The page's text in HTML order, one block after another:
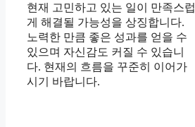
현재 고민하고 있는 일이 만족스럽
게 해결될 가능성을 상징합니다.
노력한 만큼 좋은 성과를 얻을 수
있으며 자신감도 커질 수 있습니
다. 현재의 흐름을 꾸준히 이어가
시기 바랍니다.